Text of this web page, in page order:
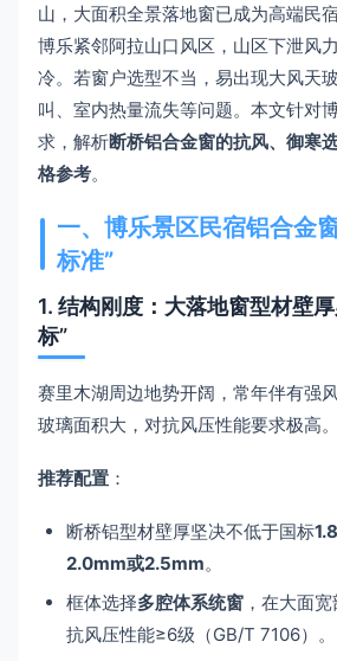
山，大面积全景落地窗已成为高端民
博乐紧邻阿拉山口风区，山区下泄风
冷。若窗户选型不当，易出现大风天
叫、室内热量流失等问题。本文针对
求，解析断桥铝合金窗的抗风、御寒
格参考。
一、博乐景区民宿铝合金
标准”
1. 结构刚度：大落地窗型材壁
标”
赛里木湖周边地势开阔，常年伴有强
玻璃面积大，对抗风压性能要求极高。
推荐配置 ：
断桥铝型材壁厚坚决不低于国标
2.0mm或2.5mm。
框体选择多腔体系统窗 ，在大面
抗风压性能≥6级（GB/T 7106）。